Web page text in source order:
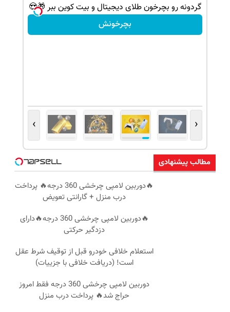
گردونه رو بچرخون طلای دیجیتال و بیت کوین ببر 🎁😍
بچرخونش
‹
›
مطالب پیشنهادی
🔥دوربین لامپی چرخشی 360 درجه🔥 پرداخت
درب منزل + گارانتی تعویض
🔥دوربین لامپی چرخشی 360 درجه🔥دارای
دزدگیر حرکتی
استعلام خلافی خودرو قبل از توقیف شرط عقل
است! (دریافت خلافی با جزییات)
دوربین لامپی چرخشی 360 درجه فقط امروز
حراج شد🔥 پرداخت درب منزل